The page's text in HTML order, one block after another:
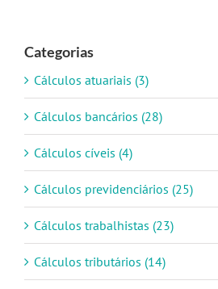
Categorias
Cálculos atuariais (3)
Cálculos bancários (28)
Cálculos cíveis (4)
Cálculos previdenciários (25)
Cálculos trabalhistas (23)
Cálculos tributários (14)